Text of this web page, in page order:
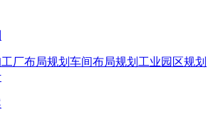
工厂布局规划 车间布局规划 工业园区规划